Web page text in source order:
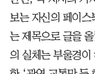
보는 자신의 페이스
는 제목으로 글을
의 실체는 부울경이